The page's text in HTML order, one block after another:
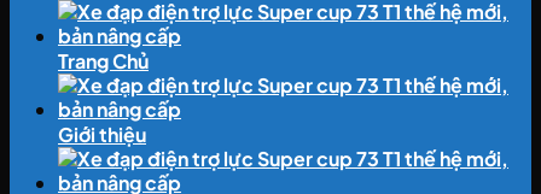
Trang Chủ
Giới thiệu